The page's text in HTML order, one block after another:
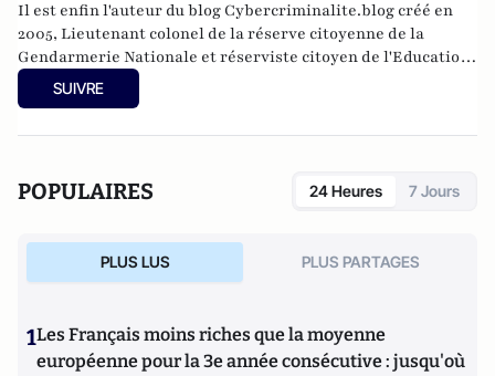
Il est enfin l'auteur du blog Cybercriminalite.blog créé en
2005, Lieutenant colonel de la réserve citoyenne de la
Gendarmerie Nationale et réserviste citoyen de l'Education
Nationale.
SUIVRE
POPULAIRES 24 Heures 7 Jours
PLUS LUS PLUS PARTAGES
1Les Français moins riches que la moyenne
européenne pour la 3e année consécutive : jusqu'où